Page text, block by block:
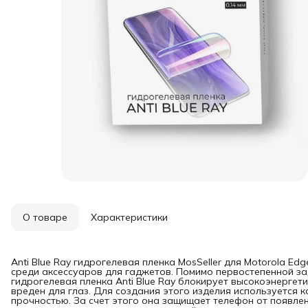
О товаре Характеристики
Anti Blue Ray гидрогелевая пленка MosSeller для Motorola
среди аксессуаров для гаджетов. Помимо первостепенной
гидрогелевая пленка Anti Blue Ray блокирует
вреден для глаз. Для создания этого изделия используется
прочностью. За счет этого она защищает телефон от